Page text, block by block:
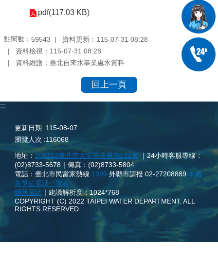
pdf(117.03 KB)
點閱數： 59543 資料更新： 115-07-31 08:28
資料檢視： 115-07-31 08:28
資料維護： 臺北自來水事業處水質科
回上一頁
:::
更新日期
115-08-07
瀏覽人次
116068
地址： 106222臺北市大安區長興街131號 ｜24小時客服專線：
(02)8733-5678｜傳真：(02)8733-5804
電話：臺北市民當家熱線 1999 外縣市請撥 02-27208889 本處
各單位電話一覽表
網路電話 ｜建議解析度：1024*768
COPYRIGHT (C) 2022 TAIPEI WATER DEPARTMENT. ALL
RIGHTS RESERVED